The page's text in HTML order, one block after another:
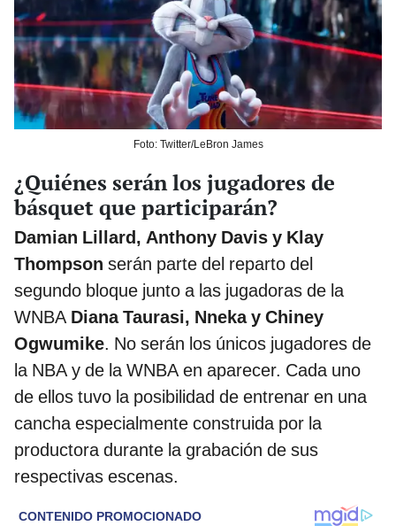
Foto: Twitter/LeBron James
¿Quiénes serán los jugadores de
básquet que participarán?
Damian Lillard, Anthony Davis y Klay
Thompson serán parte del reparto del
segundo bloque junto a las jugadoras de la
WNBA Diana Taurasi, Nneka y Chiney
Ogwumike. No serán los únicos jugadores de
la NBA y de la WNBA en aparecer. Cada uno
de ellos tuvo la posibilidad de entrenar en una
cancha especialmente construida por la
productora durante la grabación de sus
respectivas escenas.